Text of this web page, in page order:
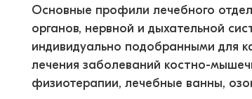
Основные профили лечебного
органов, нервной и дыхательной
индивидуально подобранными для
лечения заболеваний костно-
физиотерапии, лечебные ванны,